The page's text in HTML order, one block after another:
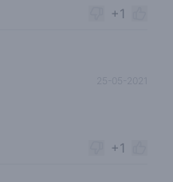
+1
+1